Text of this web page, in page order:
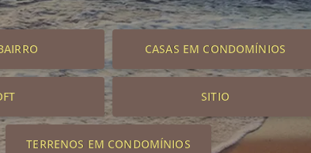
CASAS EM CONDOMÍNIOS
SITIO
TERRENOS EM CONDOMÍNIOS